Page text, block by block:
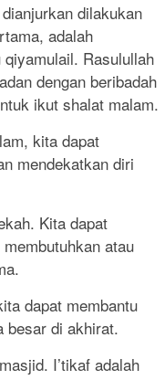
dilakukan
adalah
Rasulullah
dengan beribadah
ikut shalat malam.
kita dapat
mendekatkan diri
Kita dapat
atau
dapat membantu
besar di akhirat.
I’tikaf adalah